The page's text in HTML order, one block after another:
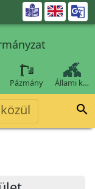

Pázmány Állami k…
